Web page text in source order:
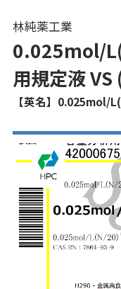
林純薬工業
0.025mol/
用規定液
【英名】